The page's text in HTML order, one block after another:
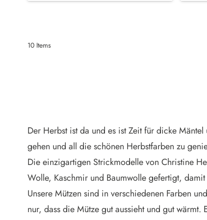
10 Items
Der Herbst ist da und es ist Zeit für dicke
gehen und all die schönen Herbstfarben zu
Die einzigartigen Strickmodelle von Christine
Wolle, Kaschmir und Baumwolle gefertigt,
Unsere Mützen sind in verschiedenen Farben
nur, dass die Mütze gut aussieht und gut